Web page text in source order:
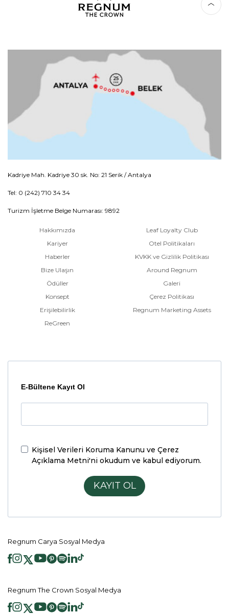
Kadriye Mah. Kadriye 30 sk. No: 21 Serik / Antalya
Tel: 0 (242) 710 34 34
Turizm İşletme Belge Numarası: 9892
Hakkımızda
Kariyer
Haberler
Bize Ulaşın
Ödüller
Konsept
Erişilebilirlik
ReGreen
Leaf Loyalty Club
Otel Politikaları
KVKK ve Gizlilik Politikası
Around Regnum
Galeri
Çerez Politikası
Regnum Marketing Assets
E-Bültene Kayıt Ol
Kişisel Verileri Koruma Kanunu ve Çerez
Açıklama Metni'ni okudum ve kabul ediyorum.
KAYIT OL
Regnum Carya Sosyal Medya
Regnum The Crown Sosyal Medya